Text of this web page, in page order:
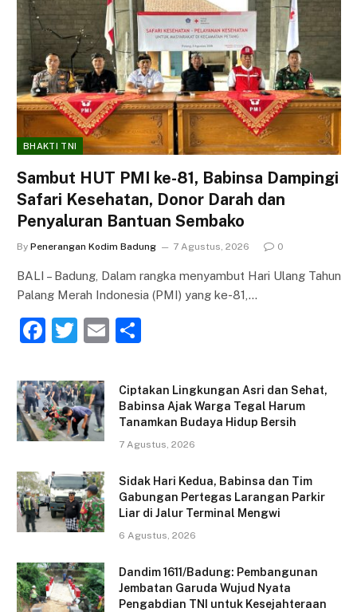
BHAKTI TNI
Sambut HUT PMI ke-81, Babinsa Dampingi
Safari Kesehatan, Donor Darah dan
Penyaluran Bantuan Sembako
By Penerangan Kodim Badung 7 Agustus, 2026 0
BALI – Badung, Dalam rangka menyambut Hari Ulang Tahun
Palang Merah Indonesia (PMI) yang ke-81,…
F
c
e
b
o
k
T
itt
er
E
ai ar
e
Ciptakan Lingkungan Asri dan Sehat,
Babinsa Ajak Warga Tegal Harum
Tanamkan Budaya Hidup Bersih
7 Agustus, 2026
Sidak Hari Kedua, Babinsa dan Tim
Gabungan Pertegas Larangan Parkir
Liar di Jalur Terminal Mengwi
6 Agustus, 2026
Dandim 1611/Badung: Pembangunan
Jembatan Garuda Wujud Nyata
Pengabdian TNI untuk Kesejahteraan